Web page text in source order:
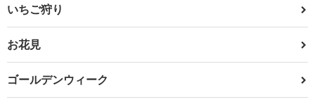
いちご狩り
お花見
ゴールデンウィーク